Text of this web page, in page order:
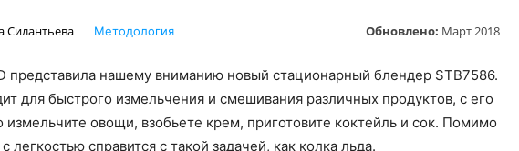
Силантьева Обновлено: Март 2018
Методология
представила нашему вниманию новый стационарный блендер STB7586.
для быстрого измельчения и смешивания различных продуктов, с его
овощи, взобьете крем, приготовите коктейль и сок. Помимо
легкостью справится с такой задачей, как колка льда.